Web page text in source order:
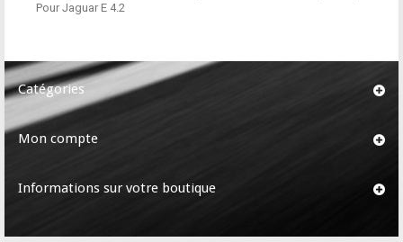
Pour Jaguar E 4.2
Catégories
Mon compte
Informations sur votre boutique